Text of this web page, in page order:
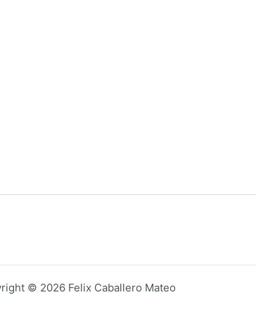
© 2026 Felix Caballero Mateo